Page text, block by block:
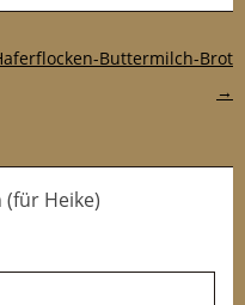
Buttermilch-Brot
→
Heike)